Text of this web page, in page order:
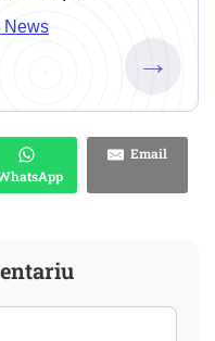
News
→
Email